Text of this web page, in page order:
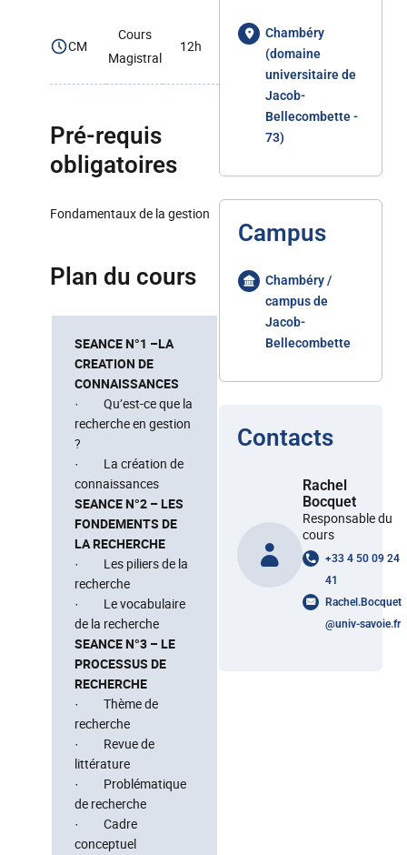
CM
Cours
Magistral
12h
Pré-requis
obligatoires
Fondamentaux de la gestion
Plan du cours
SEANCE N°1 –LA
CREATION DE
CONNAISSANCES
· Qu’est-ce que la
recherche en gestion
?
· La création de
connaissances
SEANCE N°2 – LES
FONDEMENTS DE
LA RECHERCHE
· Les piliers de la
recherche
· Le vocabulaire
de la recherche
SEANCE N°3 – LE
PROCESSUS DE
RECHERCHE
· Thème de
recherche
· Revue de
littérature
· Problématique
de recherche
· Cadre
conceptuel
Chambéry
(domaine
universitaire de
Jacob-
Bellecombette -
73)
Campus
Chambéry /
campus de
Jacob-
Bellecombette
Contacts
Rachel
Bocquet
Responsable du
cours
+33 4 50 09 24
41
Rachel.Bocquet
@univ-savoie.fr